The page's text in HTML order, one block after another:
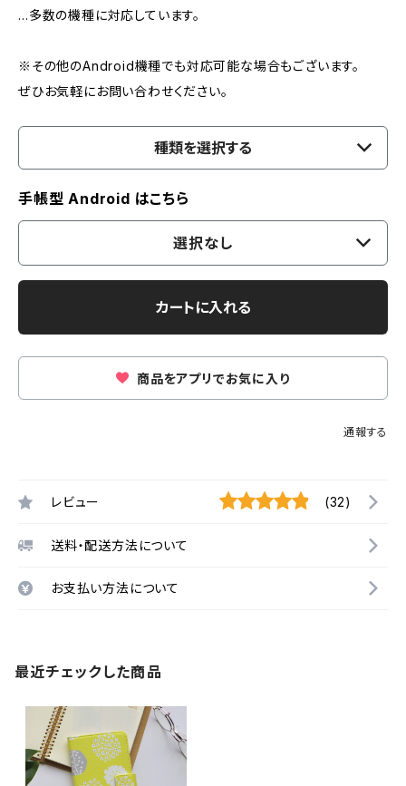
…多数の機種に対応しています。
※その他のAndroid機種でも対応可能な場合もございます。
ぜひお気軽にお問い合わせください。
種類を選択する
手帳型 Android はこちら
選択なし
カートに入れる
商品をアプリでお気に入り
通報する
レビュー (32)
送料・配送方法について
お支払い方法について
最近チェックした商品